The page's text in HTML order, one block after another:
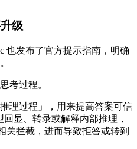
级
也发布了官方提示指南，明确
考过程。
理过程」，用来提高答案可信
回显、转录或解释内部推理，
关拦截，进而导致拒答或转到